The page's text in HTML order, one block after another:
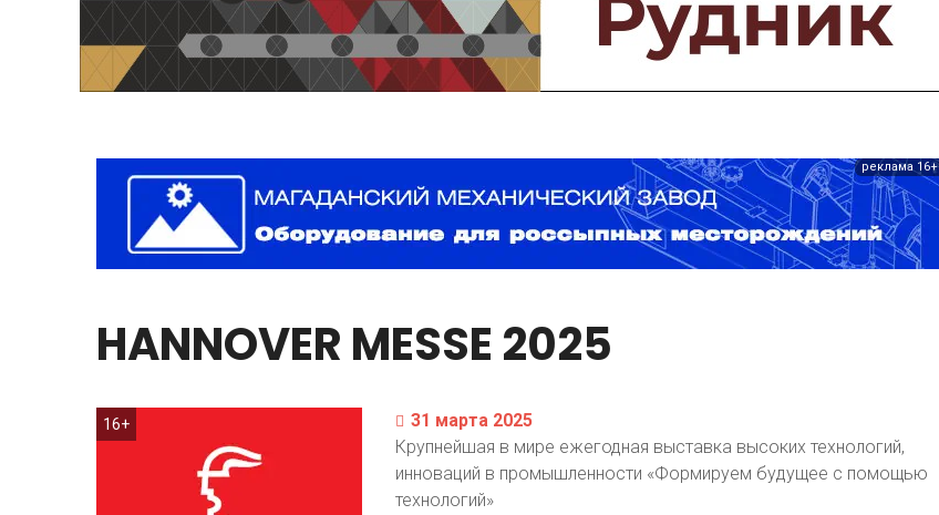
Предприятия и компании
Интервью
Выставки, Конференции
реклама 16+
HANNOVER MESSE 2025
16+
31 марта 2025
Крупнейшая в мире ежегодная выставка высоких технологий,
инноваций в промышленности «Формируем будущее с помощью
технологий»